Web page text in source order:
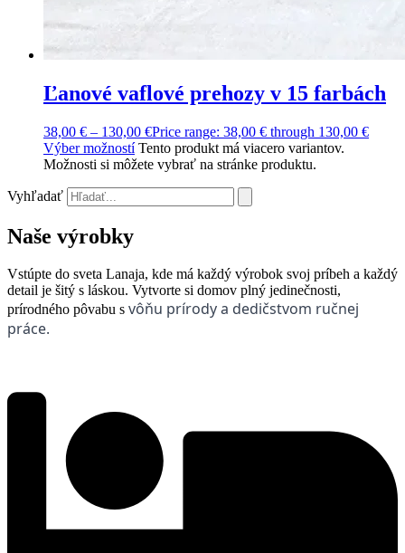
Ľanové vaflové prehozy v 15 farbách
38,00 € – 130,00 €Price range: 38,00 € through 130,00 €
Výber možností Tento produkt má viacero variantov.
Možnosti si môžete vybrať na stránke produktu.
Vyhľadať
Naše výrobky
Vstúpte do sveta Lanaja, kde má každý výrobok svoj príbeh a každý
detail je šitý s láskou. Vytvorte si domov plný jedinečnosti,
prírodného pôvabu s vôňu prírody a dedičstvom ručnej
práce.